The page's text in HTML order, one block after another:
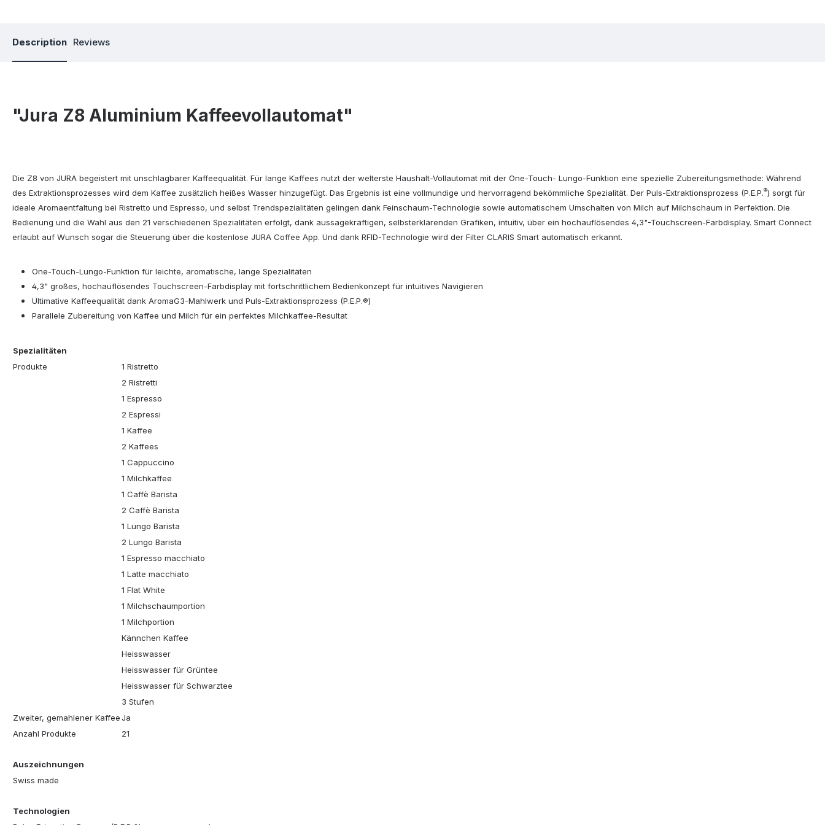
Description Reviews
"Jura Z8 Aluminium Kaffeevollautomat"
Die Z8 von JURA begeistert mit unschlagbarer Kaffeequalität. Für lange Kaffees nutzt der welterste Haushalt-Vollautomat mit der One-Touch- Lungo-Funktion eine spezielle Zubereitungsmethode: Während
des Extraktionsprozesses wird dem Kaffee zusätzlich heißes Wasser hinzugefügt. Das Ergebnis ist eine vollmundige und hervorragend bekömmliche Spezialität. Der Puls-Extraktionsprozess (P.E.P.®) sorgt für
ideale Aromaentfaltung bei Ristretto und Espresso, und selbst Trendspezialitäten gelingen dank Feinschaum-Technologie sowie automatischem Umschalten von Milch auf Milchschaum in Perfektion. Die
Bedienung und die Wahl aus den 21 verschiedenen Spezialitäten erfolgt, dank aussagekräftigen, selbsterklärenden Grafiken, intuitiv, über ein hochauflösendes 4,3"-Touchscreen-Farbdisplay. Smart Connect
erlaubt auf Wunsch sogar die Steuerung über die kostenlose JURA Coffee App. Und dank RFID-Technologie wird der Filter CLARIS Smart automatisch erkannt.
One-Touch-Lungo-Funktion für leichte, aromatische, lange Spezialitäten
4,3" großes, hochauflösendes Touchscreen-Farbdisplay mit fortschrittlichem Bedienkonzept für intuitives Navigieren
Ultimative Kaffeequalität dank AromaG3-Mahlwerk und Puls-Extraktionsprozess (P.E.P.®)
Parallele Zubereitung von Kaffee und Milch für ein perfektes Milchkaffee-Resultat
Spezialitäten
Produkte
1 Ristretto
2 Ristretti
1 Espresso
2 Espressi
1 Kaffee
2 Kaffees
1 Cappuccino
1 Milchkaffee
1 Caffè Barista
2 Caffè Barista
1 Lungo Barista
2 Lungo Barista
1 Espresso macchiato
1 Latte macchiato
1 Flat White
1 Milchschaumportion
1 Milchportion
Kännchen Kaffee
Heisswasser
Heisswasser für Grüntee
Heisswasser für Schwarztee
3 Stufen
Zweiter, gemahlener KaffeeJa
Anzahl Produkte
21
Auszeichnungen
Swiss made
Technologien